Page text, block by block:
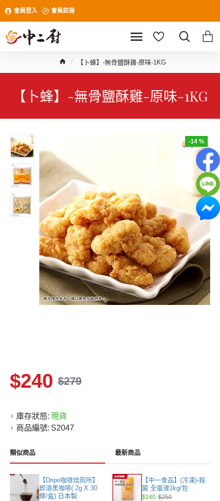
會員登入 會員註冊
【卜蜂】-無骨鹽酥雞-原味-1KG
【卜蜂】-無骨鹽酥雞-原味-1KG
-14 %
庫存狀態: 現貨
商品編號: S2047
$240 $279
類似商品 最新商品
【Dripo咖啡焙煎所】
即溶黑咖啡( 2g X 30
條/盒) 日本製
【中一食品】(冷凍)-殺
菌 全蛋液1kg/包
$140 $250